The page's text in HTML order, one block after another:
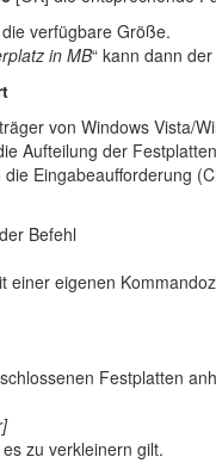
verfügbare Größe.
in MB“ kann dann
von Windows Vista/
Aufteilung der
die Eingabeaufforderung
Befehl
einer eigenen
Festplatten
zu verkleinern gilt.